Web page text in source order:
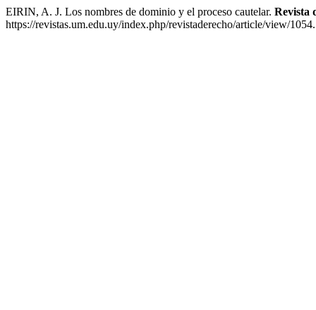
EIRIN, A. J. Los nombres de dominio y el proceso cautelar. Revista
https://revistas.um.edu.uy/index.php/revistaderecho/article/view/